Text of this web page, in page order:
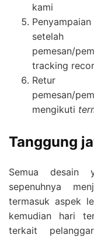
kami
setelah
pemesan/
tracking
Retur
pemesan/
mengikuti
Tanggung
Semua desain
sepenuhnya
termasuk aspek
kemudian hari
terkait